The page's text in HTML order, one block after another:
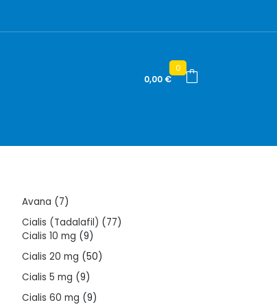
0,00 €
0
Avana 77
products
Cialis (Tadalafil) 7777
Cialis 10 mg 99
products
Cialis 20 mg 5050
Cialis 5 mg 99
products
Cialis 60 mg 99